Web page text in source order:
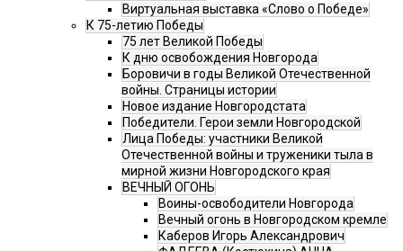
Виртуальная выставка «Слово о Победе»
К 75-летию Победы
75 лет Великой Победы
К дню освобождения Новгорода
Боровичи в годы Великой Отечественной
войны. Страницы истории
Новое издание Новгородстата
Победители. Герои земли Новгородской
Лица Победы: участники Великой
Отечественной войны и труженики тыла в
мирной жизни Новгородского края
ВЕЧНЫЙ ОГОНЬ
Воины-освободители Новгорода
Вечный огонь в Новгородском кремле
Каберов Игорь Александрович